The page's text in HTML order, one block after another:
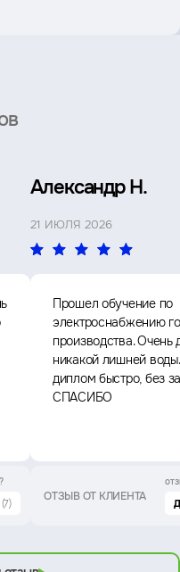
(7)
Александр Н.
21 ИЮЛЯ 2026
Прошел обучение по
электроснабжению
производства. Очень
никакой лишней
диплом быстро, без
СПАСИБО
ОТЗЫВ ОТ КЛИЕНТА